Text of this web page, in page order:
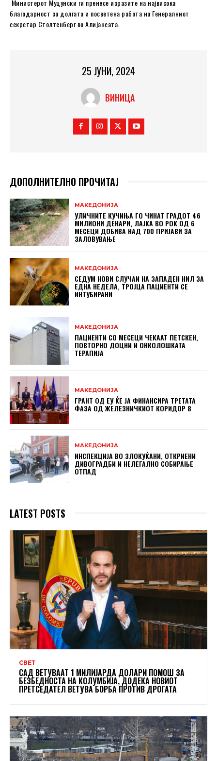
Министерот Муцунски ги пренесе изразите на највисока
благодарност за долгата и посветена работа на Генералниот
секретар Столтенберг во Алијансата.
25 ЈУНИ, 2024
ВИНИЦА
ДОПОЛНИТЕЛНО ПРОЧИТАЈ
МАКЕДОНИЈА
УЛИЧНИТЕ КУЧИЊА ГО ЧИНАТ ГРАДОТ 46
МИЛИОНИ ДЕНАРИ, ЛАЈКА ВО РОК ОД 6
МЕСЕЦИ ДОБИВА НАД 700 ПРИЈАВИ ЗА
ЗАЛОВУВАЊЕ
МАКЕДОНИЈА
СЕДУМ НОВИ СЛУЧАИ НА ЗАПАДЕН НИЛ ЗА
ЕДНА НЕДЕЛА, ТРОЈЦА ПАЦИЕНТИ СЕ
ИНТУБИРАНИ
МАКЕДОНИЈА
ПАЦИЕНТИ СО МЕСЕЦИ ЧЕКААТ ПЕТСКЕН,
ПОВТОРНО ДОЦНИ И ОНКОЛОШКАТА
ТЕРАПИЈА
МАКЕДОНИЈА
ГРАНТ ОД ЕУ ЌЕ ЈА ФИНАНСИРА ТРЕТАТА
ФАЗА ОД ЖЕЛЕЗНИЧКИОТ КОРИДОР 8
МАКЕДОНИЈА
ИНСПЕКЦИЈА ВО ЗЛОКУЌАНИ, ОТКРИЕНИ
ДИВОГРАДБИ И НЕЛЕГАЛНО СОБИРАЊЕ
ОТПАД
LATEST POSTS
СВЕТ
САД ВЕТУВААТ 1 МИЛИЈАРДА ДОЛАРИ ПОМОШ ЗА
БЕЗБЕДНОСТА НА КОЛУМБИЈА, ДОДЕКА НОВИОТ
ПРЕТСЕДАТЕЛ ВЕТУВА БОРБА ПРОТИВ ДРОГАТА